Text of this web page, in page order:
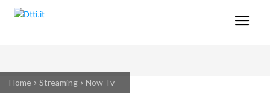
Home Streaming Now Tv